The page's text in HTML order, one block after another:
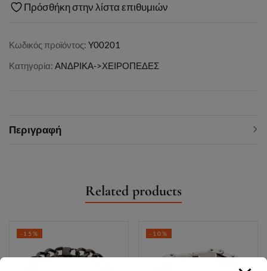
Πρόσθήκη στην λίστα επιθυμιών
Κωδικός προϊόντος: Y00201
Κατηγορία: ΑΝΔΡΙΚΑ->ΧΕΙΡΟΠΕΔΕΣ
Περιγραφή
Related products
-15% -10%